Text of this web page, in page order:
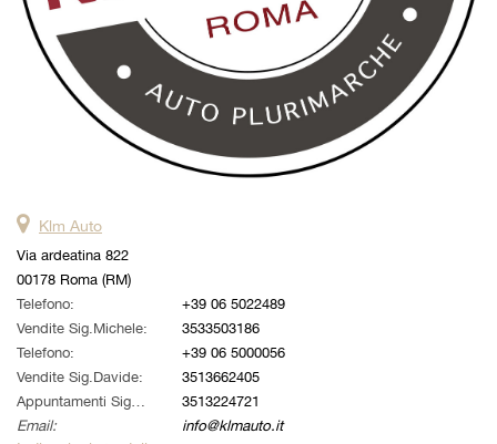
Klm Auto
Via ardeatina 822
00178 Roma (RM)
Telefono:
+39 06 5022489
Vendite Sig.Michele:
3533503186
Telefono:
+39 06 5000056
Vendite Sig.Davide:
3513662405
Appuntamenti Sig. Alessandro:
3513224721
Email:
info@klmauto.it